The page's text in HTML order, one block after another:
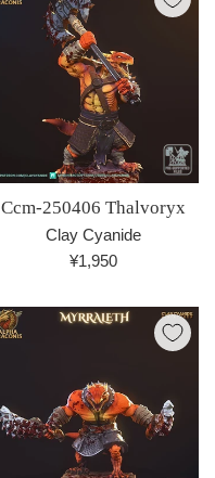
格
Ccm-250406 Thalvoryx
Clay Cyanide
通
価
¥1,950